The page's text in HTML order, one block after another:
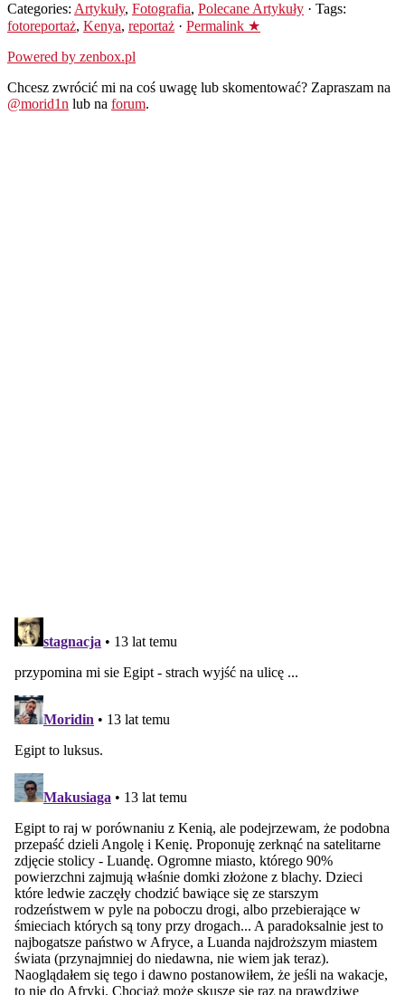
Categories: Artykuły, Fotografia, Polecane Artykuły · Tags:
fotoreportaż, Kenya, reportaż · Permalink ★
Powered by zenbox.pl
Chcesz zwrócić mi na coś uwagę lub skomentować? Zapraszam na
@morid1n lub na forum.